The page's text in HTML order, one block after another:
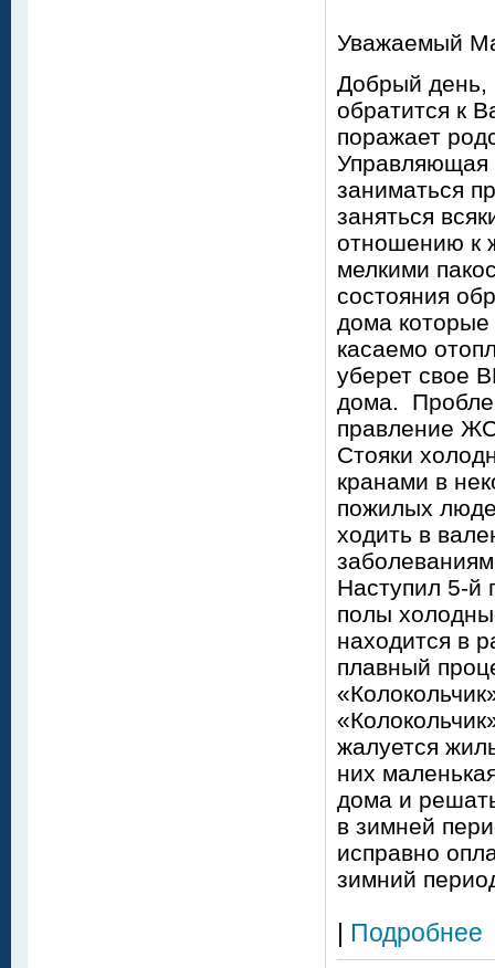
Уважаемый
Добрый день,
обратится к
поражает
Управляющая
заниматься
заняться
отношению к
мелкими
состояния
дома
касаемо
уберет свое
дома.
правление
Стояки
кранами в
пожилых
ходить в
Наступил 5-й
полы
находится в
плавный
жалуется
них
дома и
в зимней
исправно
зимний
| Подробнее